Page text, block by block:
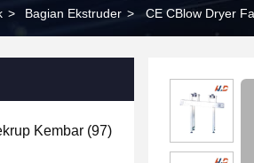
> Bagian Ekstruder > CE CBlow Dryer
Kembar (97)